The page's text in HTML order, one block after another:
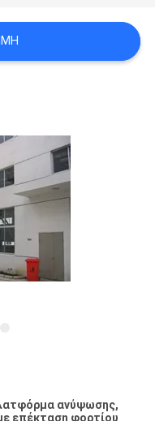
ανύψωσης,
επέκταση φορτίου